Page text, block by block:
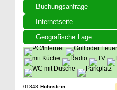
Buchungsanfrage
Internetseite
Geografische Lage
01848 Hohnstein